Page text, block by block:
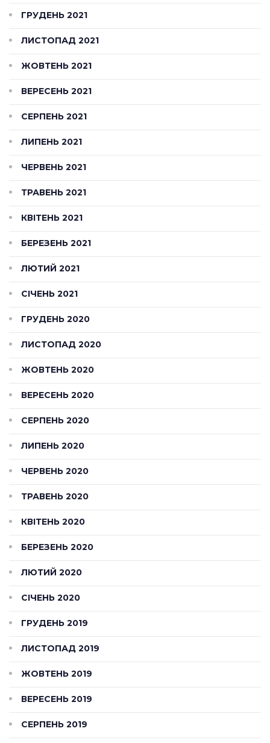
ГРУДЕНЬ 2021
ЛИСТОПАД 2021
ЖОВТЕНЬ 2021
ВЕРЕСЕНЬ 2021
СЕРПЕНЬ 2021
ЛИПЕНЬ 2021
ЧЕРВЕНЬ 2021
ТРАВЕНЬ 2021
КВІТЕНЬ 2021
БЕРЕЗЕНЬ 2021
ЛЮТИЙ 2021
СІЧЕНЬ 2021
ГРУДЕНЬ 2020
ЛИСТОПАД 2020
ЖОВТЕНЬ 2020
ВЕРЕСЕНЬ 2020
СЕРПЕНЬ 2020
ЛИПЕНЬ 2020
ЧЕРВЕНЬ 2020
ТРАВЕНЬ 2020
КВІТЕНЬ 2020
БЕРЕЗЕНЬ 2020
ЛЮТИЙ 2020
СІЧЕНЬ 2020
ГРУДЕНЬ 2019
ЛИСТОПАД 2019
ЖОВТЕНЬ 2019
ВЕРЕСЕНЬ 2019
СЕРПЕНЬ 2019